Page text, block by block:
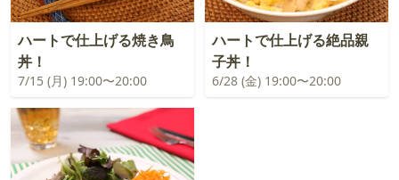
ハートで仕上げる焼き鳥
丼！
7/15 (月) 19:00〜20:00
ハートで仕上げる絶品親
子丼！
6/28 (金) 19:00〜20:00